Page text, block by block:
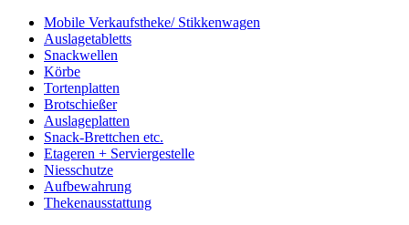
Mobile Verkaufstheke/ Stikkenwagen
Auslagetabletts
Snackwellen
Körbe
Tortenplatten
Brotschießer
Auslageplatten
Snack-Brettchen etc.
Etageren + Serviergestelle
Niesschutze
Aufbewahrung
Thekenausstattung